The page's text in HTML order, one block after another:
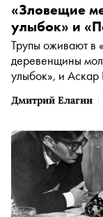
Дмитрий Елагин
«Зловещие
улыбок» и
Трупы оживают в
деревенщины
улыбок», и Аскар
фильмы и